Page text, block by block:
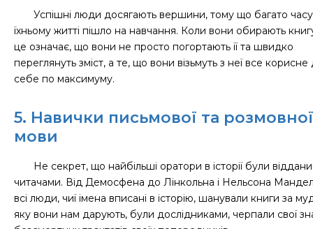
Успішні люди досягають вершини, тому що багато
їхньому житті пішло на навчання. Коли вони обирають
це означає, що вони не просто погортають її та швидко
переглянуть зміст, а те, що вони візьмуть з неї все корисне
себе по максимуму.
5. Навички письмової та розмовної
мови
Не секрет, що найбільші оратори в історії були
читачами. Від Демосфена до Лінкольна і Нельсона
всі люди, чиї імена вписані в історію, шанували книги за
яку вони нам дарують, були дослідниками, черпали свої